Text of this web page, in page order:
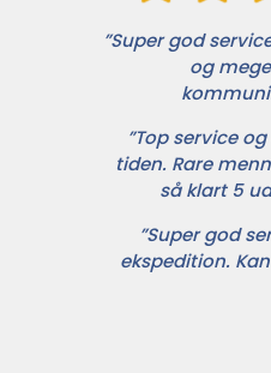
”Super god
og
”Top service
tiden. Rare
så klart 5
”Super god
ekspedition.